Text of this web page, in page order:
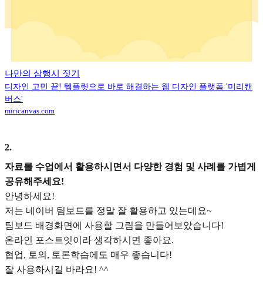
나만의 삼행시 짓기
디자인 고민 끝! 템플릿으로 바로 해결하는 웹 디자인 플랫폼 '미리캔
버스'
miricanvas.com
2.
자료를 수업에서 활용하시면서 다양한 경험 및 사례를 가볍게
공유해주세요!
안녕하세요!
저는 네이버 팀보드를 정말 잘 활용하고 있는데요~
팀보드 배경화면에 사용할 그림을 만들어보았습니다!
온라인 포스트잇이라 생각하시면 좋아요.
협업, 토의, 토론학습에도 매우 좋습니다!
잘 사용하시길 바라요! ^^